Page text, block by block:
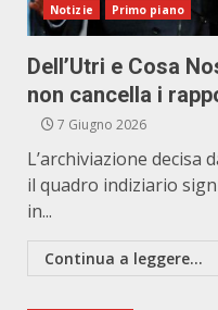
Notizie Primo piano
Dell’Utri e Cosa
non cancella i
7 Giugno 2026
L’archiviazione decisa
il quadro indiziario
in...
Continua a leggere...